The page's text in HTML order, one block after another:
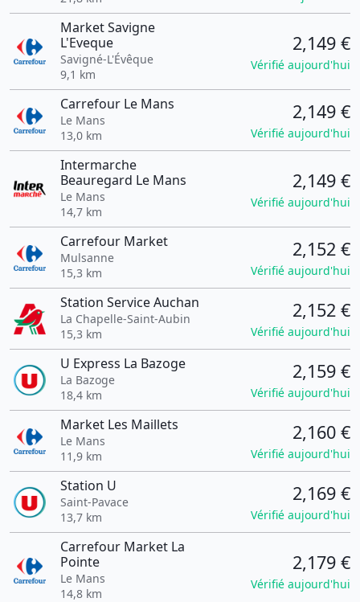
Market Savigne
L'Eveque
Savigné-L'Évêque
9,1 km
2,149 €
Vérifié aujourd'hui
Carrefour Le Mans
Le Mans
13,0 km
2,149 €
Vérifié aujourd'hui
Intermarche
Beauregard Le Mans
Le Mans
14,7 km
2,149 €
Vérifié aujourd'hui
Carrefour Market
Mulsanne
15,3 km
2,152 €
Vérifié aujourd'hui
Station Service Auchan
La Chapelle-Saint-Aubin
15,3 km
2,152 €
Vérifié aujourd'hui
U Express La Bazoge
La Bazoge
18,4 km
2,159 €
Vérifié aujourd'hui
Market Les Maillets
Le Mans
11,9 km
2,160 €
Vérifié aujourd'hui
Station U
Saint-Pavace
13,7 km
2,169 €
Vérifié aujourd'hui
Carrefour Market La
Pointe
Le Mans
14,8 km
2,179 €
Vérifié aujourd'hui